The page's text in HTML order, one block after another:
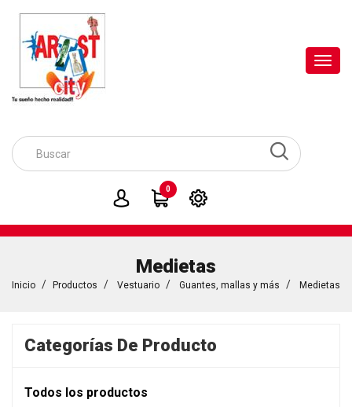
0
Medietas
Inicio Productos Vestuario Guantes, mallas y más Medietas
Categorías De Producto
Todos los productos